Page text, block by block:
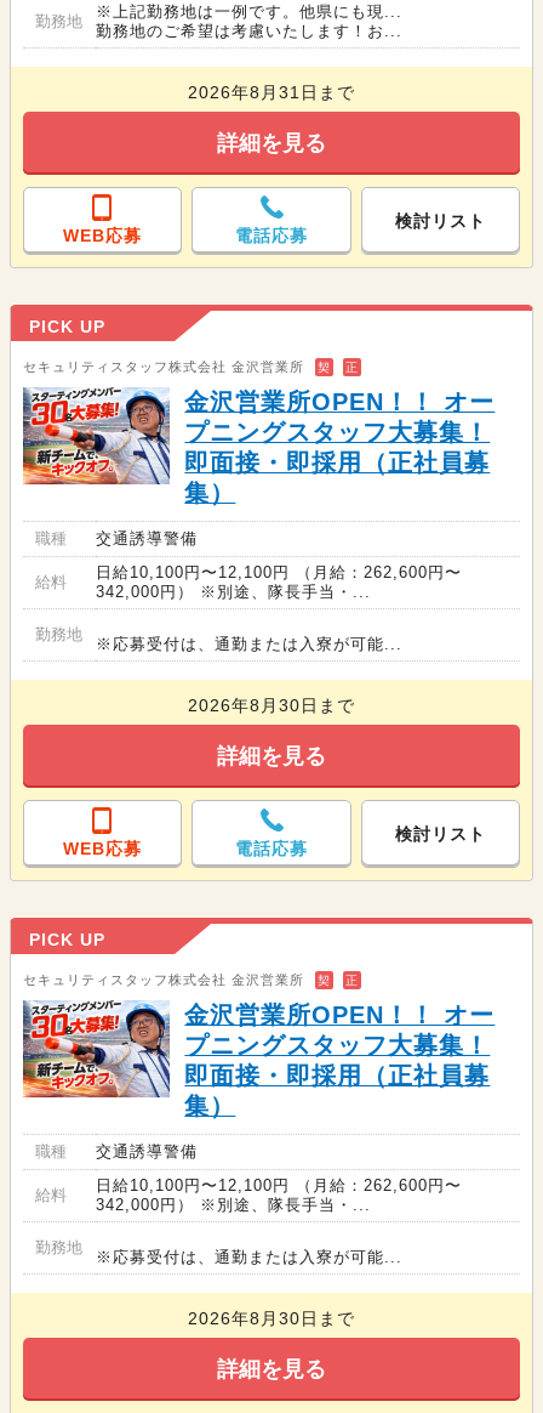
勤務地
※上記勤務地は一例です。他県にも現...
勤務地のご希望は考慮いたします！お...
2026年8月31日まで
詳細を見る
WEB応募 電話応募
検討リスト
PICK UP
セキュリティスタッフ株式会社 金沢営業所 契 正
金沢営業所OPEN！！ オー
プニングスタッフ大募集！
即面接・即採用（正社員募
集）
職種 交通誘導警備
給料
日給10,100円〜12,100円 （月給：262,600円〜
342,000円） ※別途、隊長手当・...
勤務地
※応募受付は、通勤または入寮が可能...
2026年8月30日まで
詳細を見る
WEB応募 電話応募
検討リスト
PICK UP
セキュリティスタッフ株式会社 金沢営業所 契 正
金沢営業所OPEN！！ オー
プニングスタッフ大募集！
即面接・即採用（正社員募
集）
職種 交通誘導警備
給料
日給10,100円〜12,100円 （月給：262,600円〜
342,000円） ※別途、隊長手当・...
勤務地
※応募受付は、通勤または入寮が可能...
2026年8月30日まで
詳細を見る